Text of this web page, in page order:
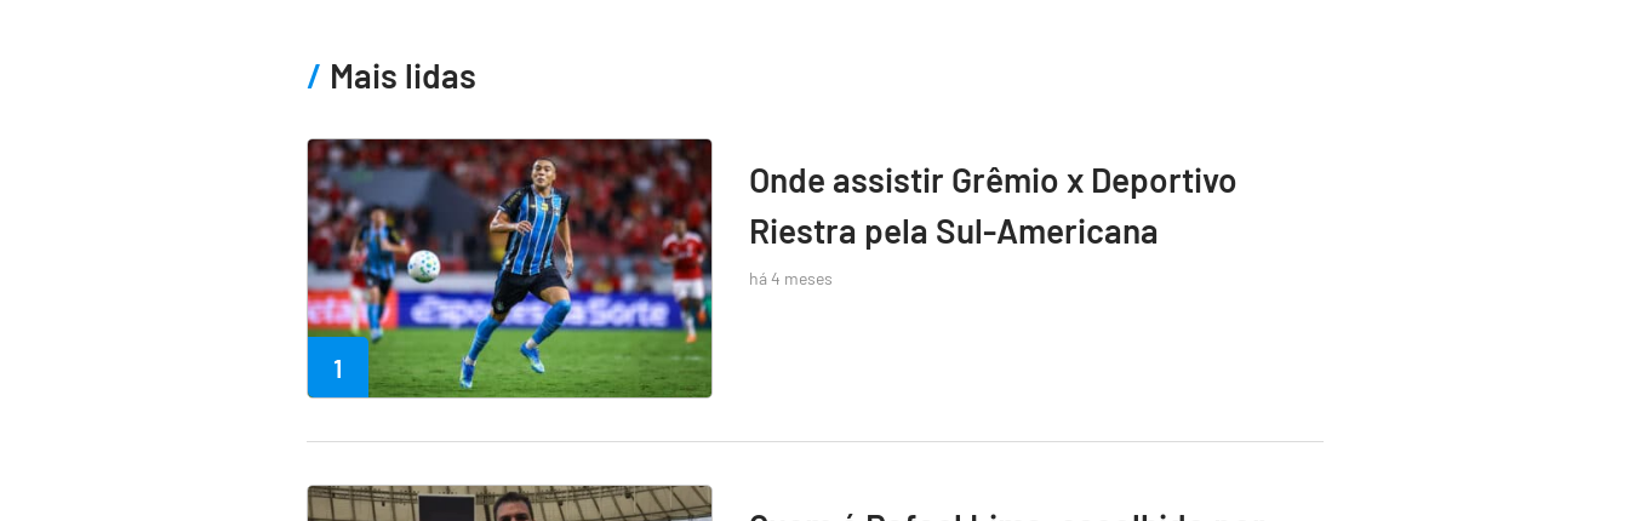
Mais lidas
1
Onde assistir Grêmio x Deportivo
Riestra pela Sul-Americana
há 4 meses